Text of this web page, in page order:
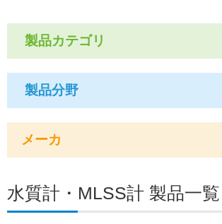
製品カテゴリ
製品分野
メーカ
水質計・MLSS計 製品一覧